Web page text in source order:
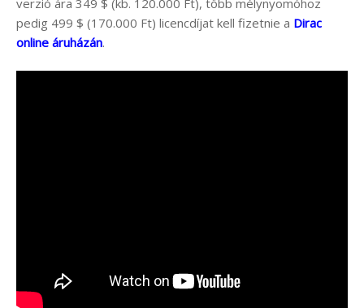
verzió ára 349 $ (kb. 120.000 Ft), több mélynyomóhoz
pedig 499 $ (170.000 Ft) licencdíjat kell fizetnie a Dirac
online áruházán.